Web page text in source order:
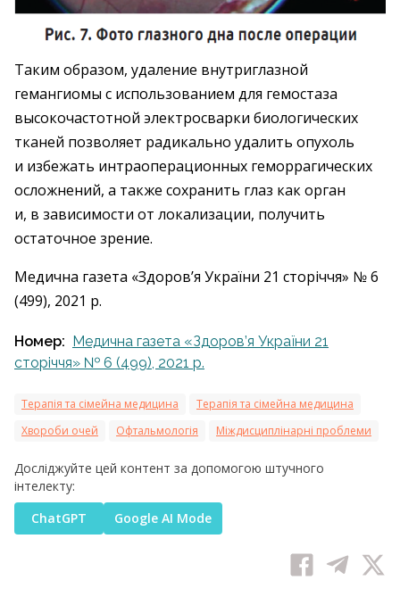
Таким образом, удаление внутриглазной
гемангиомы с использованием для гемостаза
высокочастотной электросварки биологических
тканей позволяет радикально удалить опухоль
и избежать интраоперационных геморрагических
осложнений, а также сохранить глаз как орган
и, в зависимости от локализации, получить
остаточное зрение.
Медична газета «Здоров’я України 21 сторіччя» № 6
(499), 2021 р.
Номер:
Медична газета «Здоров’я України 21
сторіччя» № 6 (499), 2021 р.
Терапія та сімейна медицина
Терапія та сімейна медицина
Хвороби очей
Офтальмологія Міждисциплінарні проблеми
Досліджуйте цей контент за допомогою штучного
інтелекту:
ChatGPT
Google AI Mode